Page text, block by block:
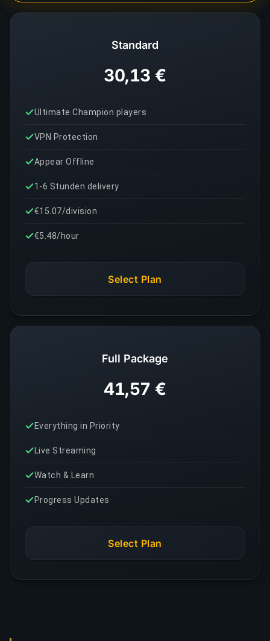
Standard
30,13 €
Ultimate Champion players
VPN Protection
Appear Offline
1-6 Stunden delivery
€15.07/division
€5.48/hour
Select Plan
Full Package
41,57 €
Everything in Priority
Live Streaming
Watch & Learn
Progress Updates
Select Plan